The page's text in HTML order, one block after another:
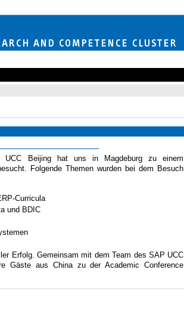
UCC Beijing hat uns in Magdeburg zu einem
Folgende Themen wurden bei dem Besuch
Curricula
und BDIC
Erfolg. Gemeinsam mit dem Team des SAP UCC
Gäste aus China zu der Academic Conference